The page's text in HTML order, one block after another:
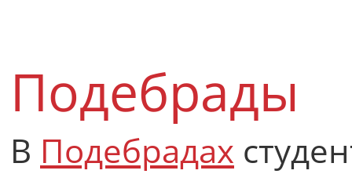
Подебрады
В Подебрадах